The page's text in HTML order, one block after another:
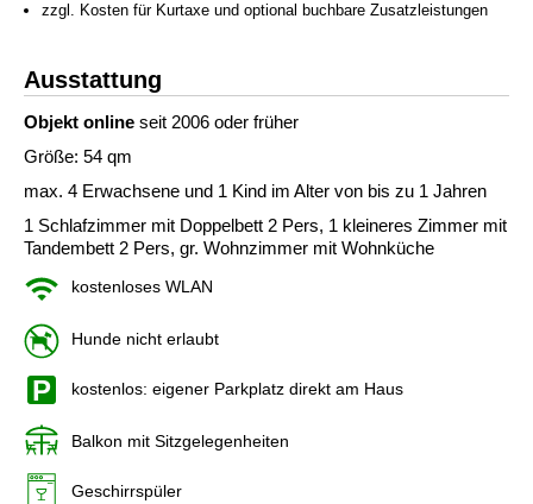
zzgl. Kosten für Kurtaxe und optional buchbare Zusatzleistungen
Ausstattung
Objekt online seit 2006 oder früher
Größe: 54 qm
max. 4 Erwachsene und 1 Kind im Alter von bis zu 1 Jahren
1 Schlafzimmer mit Doppelbett 2 Pers, 1 kleineres Zimmer mit
Tandembett 2 Pers, gr. Wohnzimmer mit Wohnküche
kostenloses WLAN
Hunde nicht erlaubt
kostenlos: eigener Parkplatz direkt am Haus
Balkon mit Sitzgelegenheiten
Geschirrspüler